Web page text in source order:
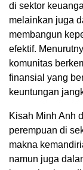
di sektor
melainkan juga
membangun
efektif.
komunitas
finansial yang
keuntungan
Kisah Minh Anh
perempuan di
makna
namun juga